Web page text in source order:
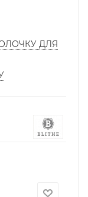
ДЛЯ